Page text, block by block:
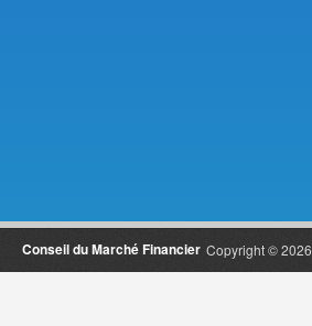
Copyright © 2026
Conseil du Marché Financier